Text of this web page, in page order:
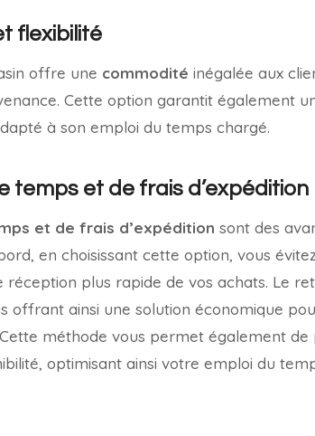
flexibilité
offre une commodité inégalée aux
Cette option garantit également
à son emploi du temps chargé.
temps et de frais d’expédition
et de frais d’expédition sont des
en choisissant cette option, vous
plus rapide de vos achats. Le
offrant ainsi une solution économique
méthode vous permet également
optimisant ainsi votre emploi du